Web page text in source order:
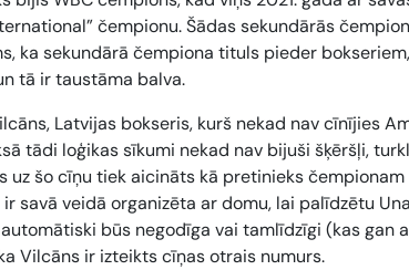
čempionu. Šādas sekundārās
ka sekundārā čempiona tituls pieder
tā ir taustāma balva.
Latvijas bokseris, kurš nekad nav cīnījies
tādi loģikas sīkumi nekad nav bijuši šķēršļi,
uz šo cīņu tiek aicināts kā pretinieks
savā veidā organizēta ar domu, lai palīdzētu
būs negodīga vai tamlīdzīgi (kas
Vilcāns ir izteikts cīņas otrais numurs.